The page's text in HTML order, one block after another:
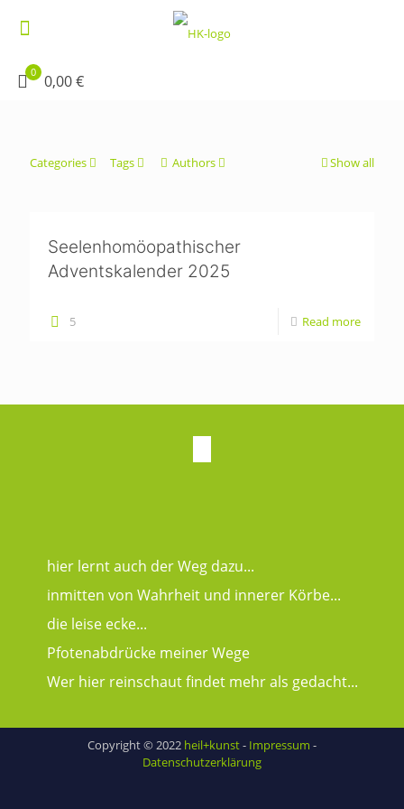
0 0,00 €
Categories Tags Authors Show all
Seelenhomöopathischer
Adventskalender 2025
5 Read more
hier lernt auch der Weg dazu...
inmitten von Wahrheit und innerer Körbe...
die leise ecke...
Pfotenabdrücke meiner Wege
Wer hier reinschaut findet mehr als gedacht...
Copyright © 2022 heil+kunst- Impressum -
Datenschutzerklärung